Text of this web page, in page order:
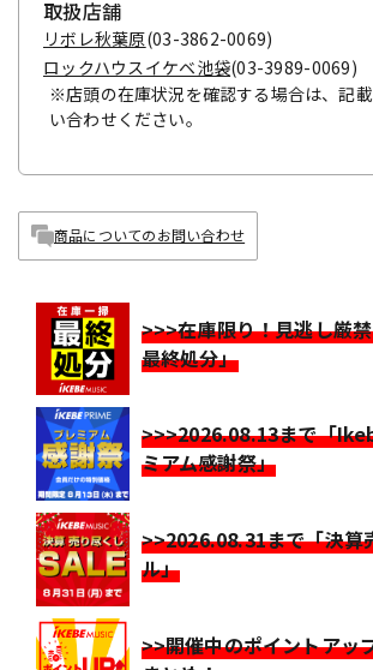
取扱店舗
リボレ秋葉原(03-3862-0069)
ロックハウスイケベ池袋(03-3989-0069)
※店頭の在庫状況を確認する場合は、記
い合わせください。
商品についてのお問い合わせ
>>>在庫限り！見逃し厳
最終処分」
>>>2026.08.13まで「
ミアム感謝祭」
>>2026.08.31まで「決算
ル」
>>開催中のポイントアッ